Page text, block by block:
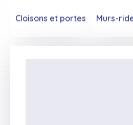
Cloisons et portes Murs-